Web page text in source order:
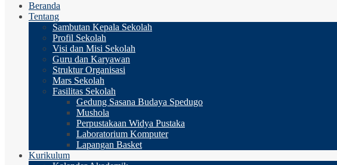
Beranda
Tentang
Sambutan Kepala Sekolah
Profil Sekolah
Visi dan Misi Sekolah
Guru dan Karyawan
Struktur Organisasi
Mars Sekolah
Fasilitas Sekolah
Gedung Sasana Budaya Spedugo
Mushola
Perpustakaan Widya Pustaka
Laboratorium Komputer
Lapangan Basket
Kurikulum